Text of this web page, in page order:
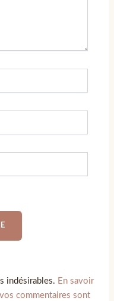
indésirables. En savoir
commentaires sont